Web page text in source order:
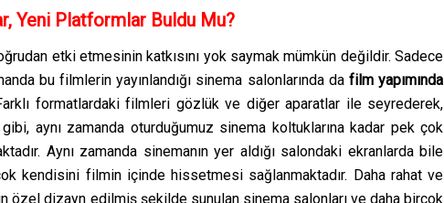
Yeni Platformlar Buldu Mu?
etki etmesinin katkısını yok saymak mümkün değildir. Sadece
bu filmlerin yayınlandığı sinema salonlarında da film yapımında
formatlardaki filmleri gözlük ve diğer aparatlar ile seyrederek,
aynı zamanda oturduğumuz sinema koltuklarına kadar pek çok
Aynı zamanda sinemanın yer aldığı salondaki ekranlarda bile
kendisini filmin içinde hissetmesi sağlanmaktadır. Daha rahat ve
özel dizayn edilmiş şekilde sunulan sinema salonları ve daha birçok